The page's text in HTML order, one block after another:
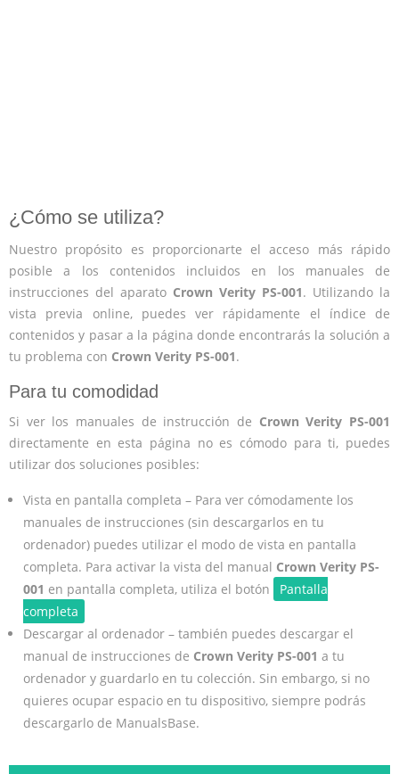
¿Cómo se utiliza?
Nuestro propósito es proporcionarte el acceso más rápido
posible a los contenidos incluidos en los manuales de
instrucciones del aparato Crown Verity PS-001. Utilizando la
vista previa online, puedes ver rápidamente el índice de
contenidos y pasar a la página donde encontrarás la solución a
tu problema con Crown Verity PS-001.
Para tu comodidad
Si ver los manuales de instrucción de Crown Verity PS-001
directamente en esta página no es cómodo para ti, puedes
utilizar dos soluciones posibles:
Vista en pantalla completa – Para ver cómodamente los
manuales de instrucciones (sin descargarlos en tu
ordenador) puedes utilizar el modo de vista en pantalla
completa. Para activar la vista del manual Crown Verity PS-
001 en pantalla completa, utiliza el botón
Pantalla
completa
Descargar al ordenador – también puedes descargar el
manual de instrucciones de Crown Verity PS-001 a tu
ordenador y guardarlo en tu colección. Sin embargo, si no
quieres ocupar espacio en tu dispositivo, siempre podrás
descargarlo de ManualsBase.